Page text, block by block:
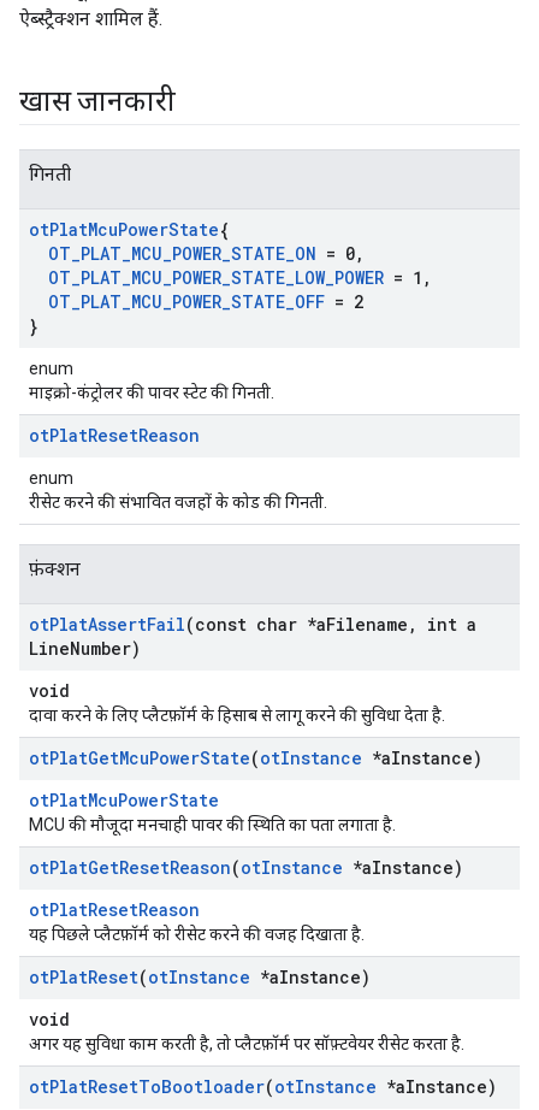
ऐब्स्ट्रैक्शन शामिल हैं.
खास जानकारी
गिनती
otPlatMcuPowerState{
OT_PLAT_MCU_POWER_STATE_ON = 0,
OT_PLAT_MCU_POWER_STATE_LOW_POWER = 1 ,
OT_PLAT_MCU_POWER_STATE_OFF = 2
}
enum
माइक्रो-कंट्रोलर की पावर स्टेट की गिनती.
otPlatResetReason
enum
रीसेट करने की संभावित वजहों के कोड की गिनती.
फ़ंक्शन
otPlatAssertFail(const char *aFilename ,
int a
LineNumber)
void
दावा करने के लिए प्लैटफ़ॉर्म के हिसाब से लागू करने की सुविधा देता है.
otPlatGetMcuPowerState(otInstance *aInstance)
otPlatMcuPowerState
MCU की मौजूदा मनचाही पावर की स्थिति का पता लगाता है.
otPlatGetResetReason(otInstance *aInstance)
otPlatResetReason
यह पिछले प्लैटफ़ॉर्म को रीसेट करने की वजह दिखाता है.
otPlatReset(otInstance *aInstance)
void
अगर यह सुविधा काम करती है, तो प्लैटफ़ॉर्म पर सॉफ़्टवेयर रीसेट करता है.
otPlatResetToBootloader(otInstance *aInstance)